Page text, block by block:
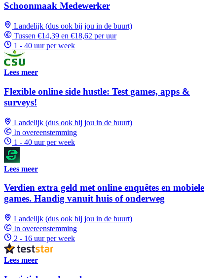
Schoonmaak Medewerker
Landelijk (dus ook bij jou in de buurt)
Tussen €14,39 en €18,62 per uur
1 - 40 uur per week
Lees meer
Flexible online side hustle: Test games, apps &
surveys!
Landelijk (dus ook bij jou in de buurt)
In overeenstemming
1 - 40 uur per week
Lees meer
Verdien extra geld met online enquêtes en mobiele
games. Handig vanuit huis of onderweg
Landelijk (dus ook bij jou in de buurt)
In overeenstemming
2 - 16 uur per week
Lees meer